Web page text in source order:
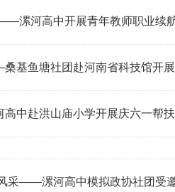
漯河高中开展青年教师职业续
基鱼塘社团赴河南省科技馆开
中赴洪山庙小学开展庆六一帮
采——漯河高中模拟政协社团受